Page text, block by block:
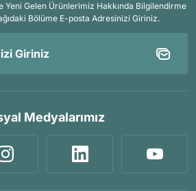
Yeni Gelen Ürünlerimiz Hakkında Bilgilendirme
Bölüme E-posta Adresinizi Giriniz.
Medyalarımız